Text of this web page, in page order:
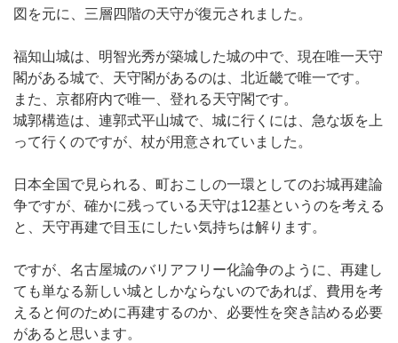
図を元に、三層四階の天守が復元されました。
福知山城は、明智光秀が築城した城の中で、現在唯一天守
閣がある城で、天守閣があるのは、北近畿で唯一です。
また、京都府内で唯一、登れる天守閣です。
城郭構造は、連郭式平山城で、城に行くには、急な坂を上
って行くのですが、杖が用意されていました。
日本全国で見られる、町おこしの一環としてのお城再建論
争ですが、確かに残っている天守は12基というのを考える
と、天守再建で目玉にしたい気持ちは解ります。
ですが、名古屋城のバリアフリー化論争のように、再建し
ても単なる新しい城としかならないのであれば、費用を考
えると何のために再建するのか、必要性を突き詰める必要
があると思います。